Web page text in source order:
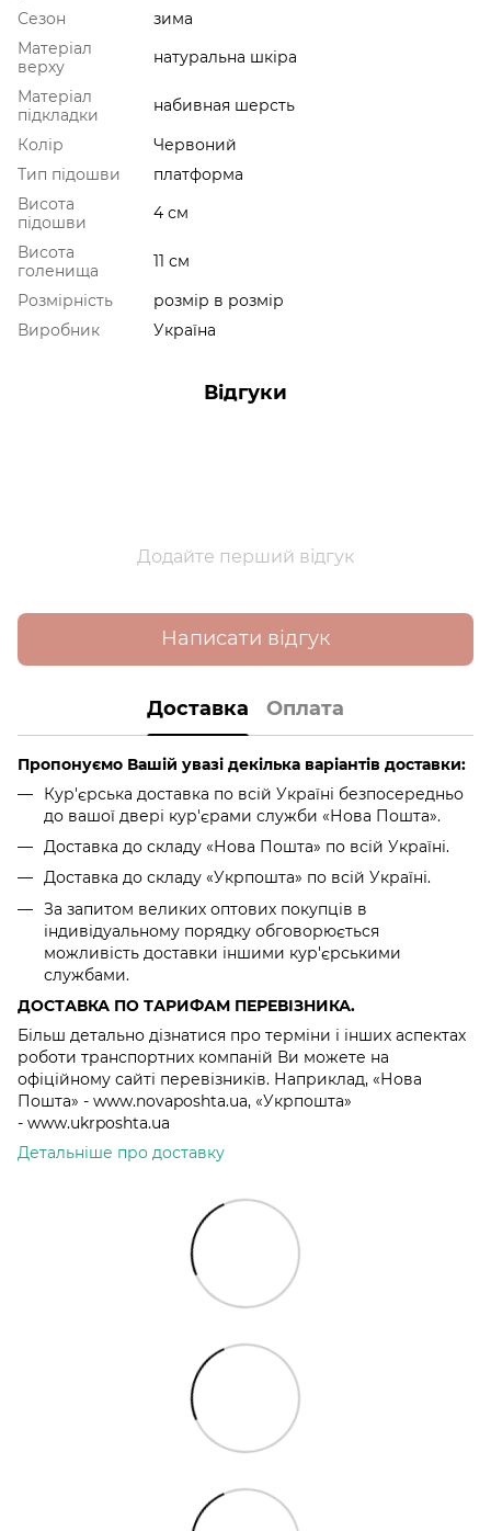
Сезон
зима
Матеріал
верху
натуральна шкіра
Матеріал
підкладки
набивная шерсть
Колір
Червоний
Тип підошви
платформа
Висота
підошви
4 см
Висота
голенища
11 см
Розмірність
розмір в розмір
Виробник
Україна
Відгуки
Додайте перший відгук
Написати відгук
Доставка Оплата
Пропонуємо Вашій увазі декілька варіантів доставки:
Кур'єрська доставка по всій Україні безпосередньо
до вашої двері кур'єрами служби «Нова Пошта».
Доставка до складу «Нова Пошта» по всій Україні.
Доставка до складу «Укрпошта» по всій Україні.
За запитом великих оптових покупців в
індивідуальному порядку обговорюється
можливість доставки іншими кур'єрськими
службами.
ДОСТАВКА ПО ТАРИФАМ ПЕРЕВІЗНИКА.
Більш детально дізнатися про терміни і інших аспектах
роботи транспортних компаній Ви можете на
офіційному сайті перевізників. Наприклад, «Нова
Пошта» - www.novaposhta.ua, «Укрпошта»
- www.ukrposhta.ua
Детальніше про доставку